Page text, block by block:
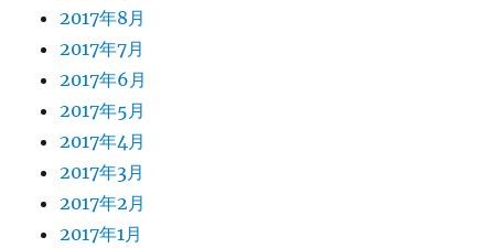
2017年8月
2017年7月
2017年6月
2017年5月
2017年4月
2017年3月
2017年2月
2017年1月